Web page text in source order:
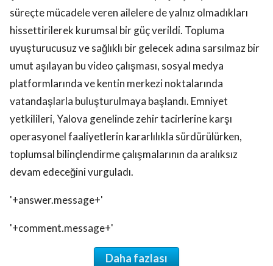
süreçte mücadele veren ailelere de yalnız olmadıkları
hissettirilerek kurumsal bir güç verildi. Topluma
uyuşturucusuz ve sağlıklı bir gelecek adına sarsılmaz bir
umut aşılayan bu video çalışması, sosyal medya
platformlarında ve kentin merkezi noktalarında
vatandaşlarla buluşturulmaya başlandı. Emniyet
yetkilileri, Yalova genelinde zehir tacirlerine karşı
operasyonel faaliyetlerin kararlılıkla sürdürülürken,
toplumsal bilinçlendirme çalışmalarının da aralıksız
devam edeceğini vurguladı.
'+answer.message+'
'+comment.message+'
Daha fazlası